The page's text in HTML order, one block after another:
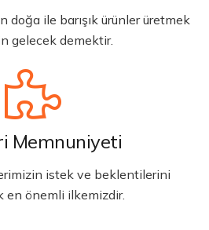
doğa ile barışık ürünler üretmek
gelecek demektir.
Memnuniyeti
istek ve beklentilerini
en önemli ilkemizdir.